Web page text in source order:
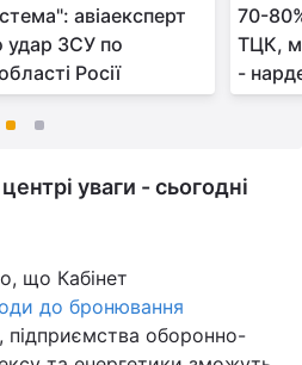
авіаексперт
удар ЗСУ по
Росії
70-
ТЦК,
-
уваги - сьогодні
що Кабінет
до бронювання
підприємства оборонно-